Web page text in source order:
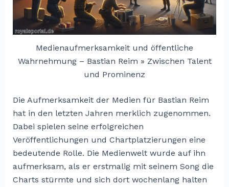
Medienaufmerksamkeit und öffentliche
Wahrnehmung – Bastian Reim » Zwischen Talent
und Prominenz
Die Aufmerksamkeit der Medien für Bastian Reim
hat in den letzten Jahren merklich zugenommen.
Dabei spielen seine erfolgreichen
Veröffentlichungen und Chartplatzierungen eine
bedeutende Rolle. Die Medienwelt wurde auf ihn
aufmerksam, als er erstmalig mit seinem Song die
Charts stürmte und sich dort wochenlang halten